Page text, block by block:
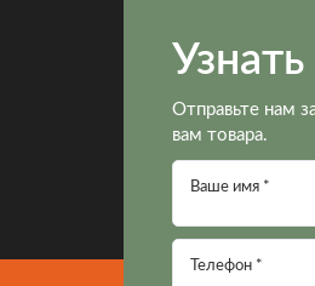
Отправьте нам
вам товара.
Ваше имя *
Телефон *